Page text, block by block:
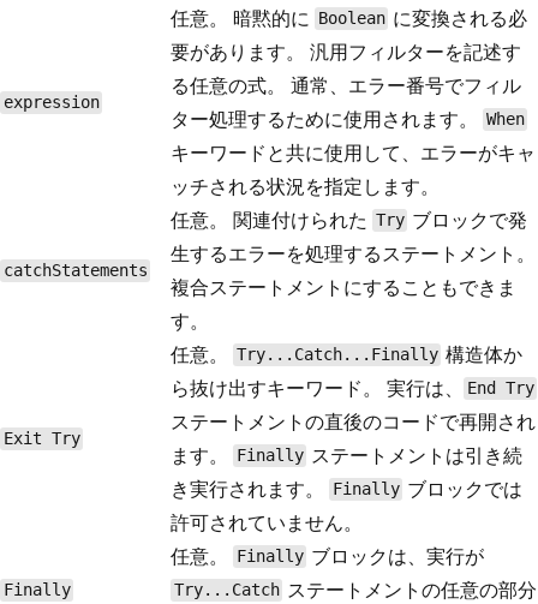
expression
任意。 暗黙的に Boolean に変換される必
要があります。 汎用フィルターを記述す
る任意の式。 通常、エラー番号でフィル
ター処理するために使用されます。
When
キーワードと共に使用して、エラーがキャ
ッチされる状況を指定します。
catchStatements
任意。 関連付けられた Try ブロックで発
生するエラーを処理するステートメント。
複合ステートメントにすることもできま
す。
Exit Try
任意。 Try...Catch...Finally 構造体か
ら抜け出すキーワード。 実行は、
End Try
ステートメントの直後のコードで再開され
ます。
Finally ステートメントは引き続
き実行されます。
Finally ブロックでは
許可されていません。
Finally
任意。 Finally ブロックは、実行が
Try...Catch ステートメントの任意の部分